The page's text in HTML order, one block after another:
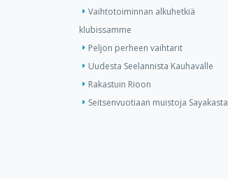
Vaihtotoiminnan alkuhetkiä
klubissamme
Peljon perheen vaihtarit
Uudesta Seelannista Kauhavalle
Rakastuin Rioon
Seitsenvuotiaan muistoja Sayakasta